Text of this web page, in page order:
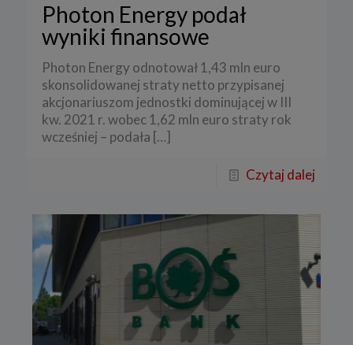
Photon Energy podał
wyniki finansowe
Photon Energy odnotował 1,43 mln euro
skonsolidowanej straty netto przypisanej
akcjonariuszom jednostki dominującej w III
kw. 2021 r. wobec 1,62 mln euro straty rok
wcześniej – podała […]
Czytaj dalej